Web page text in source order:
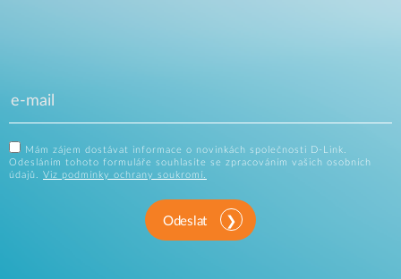
Mám zájem dostávat informace o novinkách společnosti D-Link.
Odesláním tohoto formuláře souhlasíte se zpracováním vašich osobních
údajů. Viz podmínky ochrany soukromí.
Odeslat